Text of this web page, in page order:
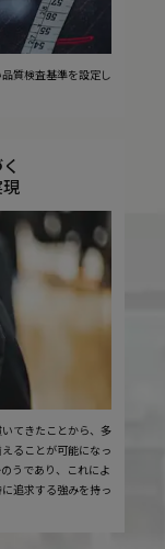
質検査基準を設定し
てきたことから、多
ることが可能になっ
うであり、これによ
追求する強みを持っ